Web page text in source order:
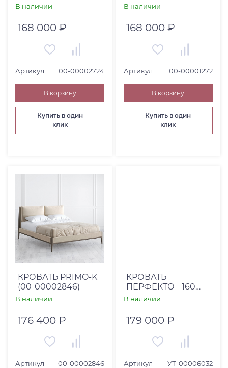
В наличии
168 000 ₽
Артикул 00-00002724
В корзину
Купить в один
клик
В наличии
168 000 ₽
Артикул 00-00001272
В корзину
Купить в один
клик
КРОВАТЬ PRIMO-K
(00-00002846)
В наличии
176 400 ₽
Артикул 00-00002846
КРОВАТЬ
ПЕРФЕКТО - 160
СЕН-ТРОПЕ 01,
РАЗД. ЦАРГА С ПМ,
ОПОРЫ 13 СМ ТММ
006/Т34
В наличии
179 000 ₽
Артикул УТ-00006032